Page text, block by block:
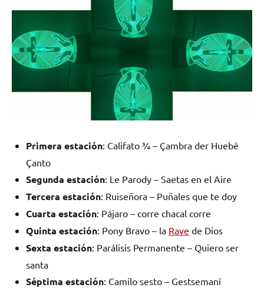
Primera estación: Califato ¾ – Çambra der Huebê
Çanto
Segunda estación: Le Parody – Saetas en el Aire
Tercera estación: Ruiseñora – Puñales que te doy
Cuarta estación: Pájaro – corre chacal corre
Quinta estación: Pony Bravo – la Rave de Dios
Sexta estación: Parálisis Permanente – Quiero ser
santa
Séptima estación: Camilo sesto – Gestsemaní